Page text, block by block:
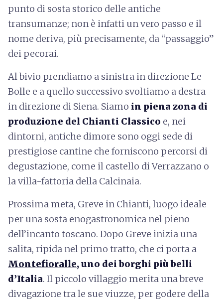
punto di sosta storico delle antiche
transumanze; non è infatti un vero passo e il
nome deriva, più precisamente, da “passaggio”
dei pecorai.
Al bivio prendiamo a sinistra in direzione Le
Bolle e a quello successivo svoltiamo a destra
in direzione di Siena. Siamo in piena zona di
produzione del Chianti Classico e, nei
dintorni, antiche dimore sono oggi sede di
prestigiose cantine che forniscono percorsi di
degustazione, come il castello di Verrazzano o
la villa-fattoria della Calcinaia.
Prossima meta, Greve in Chianti, luogo ideale
per una sosta enogastronomica nel pieno
dell’incanto toscano. Dopo Greve inizia una
salita, ripida nel primo tratto, che ci porta a
Montefioralle, uno dei borghi più belli
d’Italia. Il piccolo villaggio merita una breve
divagazione tra le sue viuzze, per godere della